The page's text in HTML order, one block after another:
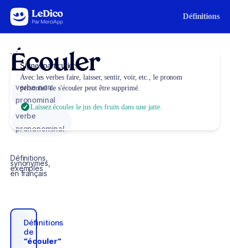
Aller au contenu Définitions
Écouler
verbe non
pronominal
verbe
prononominal
Définitions,
synonymes,
exemples
en français
Définitions
de
“écouler“
Signes particuliers
Avec les verbes faire,laisser,sentir, voir, etc., le pronom
personnel de s'écouler peut être supprimé.
Laissez écouler le jus des fruits dans une jatte.